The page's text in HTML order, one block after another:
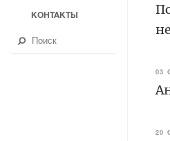
03
20
КОНТАКТЫ